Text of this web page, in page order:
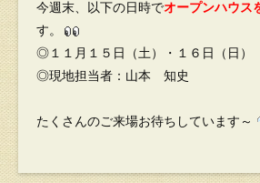
今週末、以下の日時でオープンハウス
す。
◎１１月１５日（土）・１６日（日
◎現地担当者：山本 知史
たくさんのご来場お待ちしています～